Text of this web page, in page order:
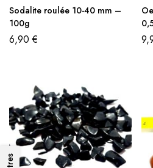
Sodalite roulée 10-40 mm –
100g
6,90€